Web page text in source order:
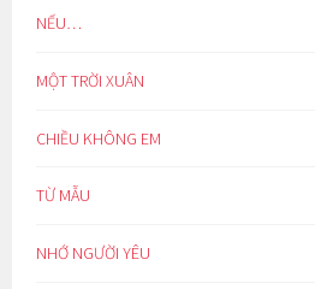
NẾU…
MỘT TRỜI XUÂN
CHIỀU KHÔNG EM
TỪ MẪU
NHỚ NGƯỜI YÊU